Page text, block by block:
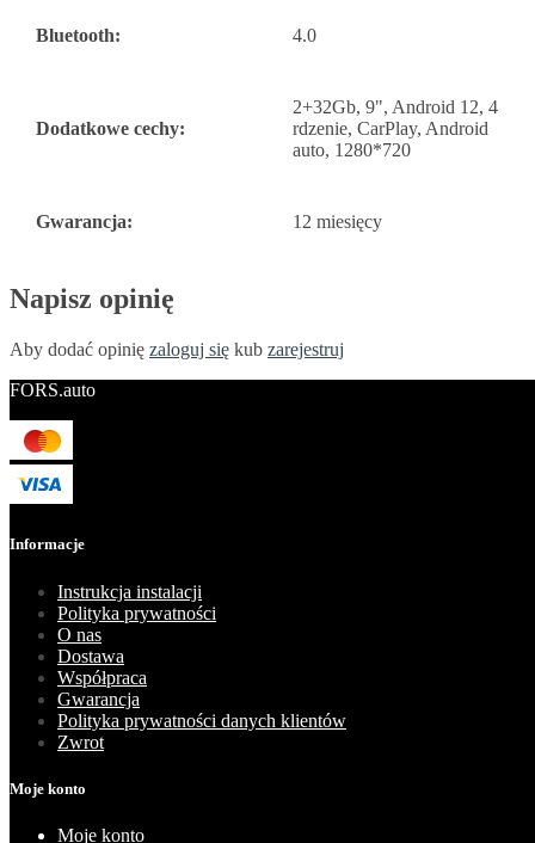
Bluetooth: 4.0
Dodatkowe cechy:
2+32Gb, 9", Android 12, 4
rdzenie, CarPlay, Android
auto, 1280*720
Gwarancja: 12 miesięcy
Napisz opinię
Aby dodać opinię zaloguj się kub zarejestruj
FORS.auto
Informacje
Instrukcja instalacji
Polityka prywatności
O nas
Dostawa
Współpraca
Gwarancja
Polityka prywatności danych klientów
Zwrot
Moje konto
Moje konto